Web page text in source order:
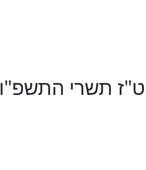
ט"ז תשרי התשפ"ו